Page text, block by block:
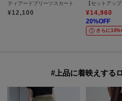
ティアードプリーツスカート
¥12,100 ¥14,960
20%OFF
さらに
#上品に着映えする